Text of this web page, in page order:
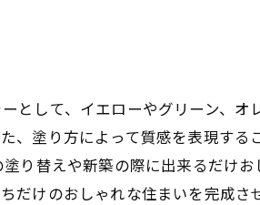
として、イエローやグリーン、
、塗り方によって質感を表現す
り替えや新築の際に出来るだけ
だけのおしゃれな住まいを完成さ